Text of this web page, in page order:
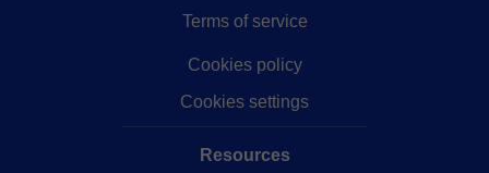
Terms of service
Cookies policy
Cookies settings
Resources